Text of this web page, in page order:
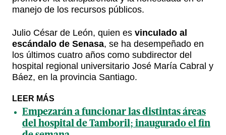
manejo de los recursos públicos.
Julio César de León, quien es vinculado al
escándalo de Senasa, se ha desempeñado en
los últimos cuatro años como subdirector del
hospital regional universitario José María Cabral y
Báez, en la provincia Santiago.
LEER MÁS
Empezarán a funcionar las distintas áreas
del hospital de Tamboril; inaugurado el fin